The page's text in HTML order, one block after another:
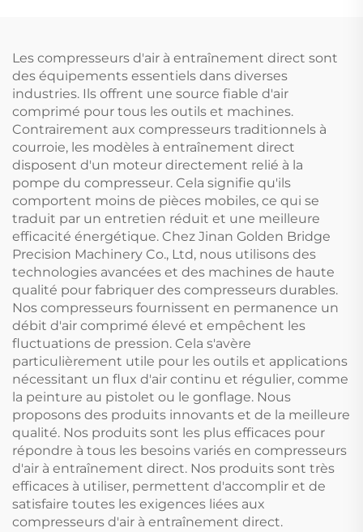
Les compresseurs d'air à entraînement direct sont
des équipements essentiels dans diverses
industries. Ils offrent une source fiable d'air
comprimé pour tous les outils et machines.
Contrairement aux compresseurs traditionnels à
courroie, les modèles à entraînement direct
disposent d'un moteur directement relié à la
pompe du compresseur. Cela signifie qu'ils
comportent moins de pièces mobiles, ce qui se
traduit par un entretien réduit et une meilleure
efficacité énergétique. Chez Jinan Golden Bridge
Precision Machinery Co., Ltd, nous utilisons des
technologies avancées et des machines de haute
qualité pour fabriquer des compresseurs durables.
Nos compresseurs fournissent en permanence un
débit d'air comprimé élevé et empêchent les
fluctuations de pression. Cela s'avère
particulièrement utile pour les outils et applications
nécessitant un flux d'air continu et régulier, comme
la peinture au pistolet ou le gonflage. Nous
proposons des produits innovants et de la meilleure
qualité. Nos produits sont les plus efficaces pour
répondre à tous les besoins variés en compresseurs
d'air à entraînement direct. Nos produits sont très
efficaces à utiliser, permettent d'accomplir et de
satisfaire toutes les exigences liées aux
compresseurs d'air à entraînement direct.